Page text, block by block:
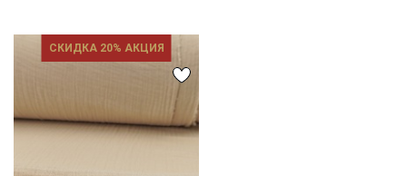
СКИДКА 20% АКЦИЯ